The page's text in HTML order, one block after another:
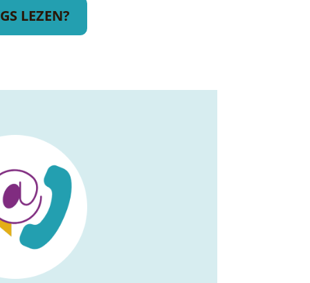
LEZEN?